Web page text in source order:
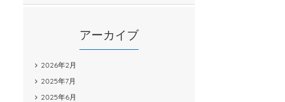
アーカイブ
2026年2月
2025年7月
2025年6月